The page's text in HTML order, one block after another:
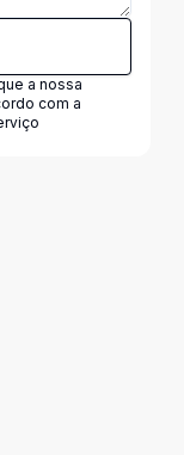
a nossa
com a